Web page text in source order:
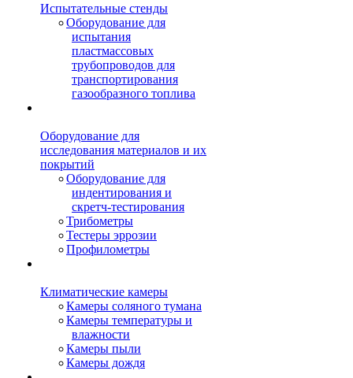
Испытательные стенды
Оборудование для
испытания
пластмассовых
трубопроводов для
транспортирования
газообразного топлива
Оборудование для
исследования материалов и их
покрытий
Оборудование для
индентирования и
скретч-тестирования
Трибометры
Тестеры эррозии
Профилометры
Климатические камеры
Камеры соляного тумана
Камеры температуры и
влажности
Камеры пыли
Камеры дождя